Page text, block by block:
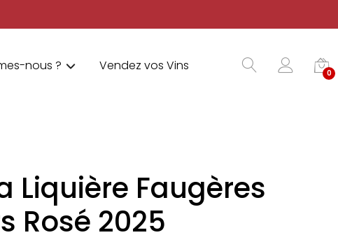
nous ? Vendez vos Vins 0
Liquière Faugères
Rosé 2025